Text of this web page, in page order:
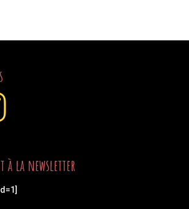
à la newsletter